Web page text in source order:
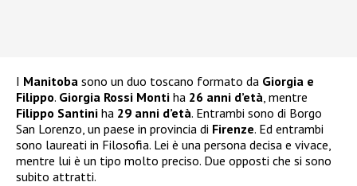
I Manitoba sono un duo toscano formato da Giorgia e
Filippo. Giorgia Rossi Monti ha 26 anni d’età, mentre
Filippo Santini ha 29 anni d’età. Entrambi sono di Borgo
San Lorenzo, un paese in provincia di Firenze. Ed entrambi
sono laureati in Filosofia. Lei è una persona decisa e vivace,
mentre lui è un tipo molto preciso. Due opposti che si sono
subito attratti.